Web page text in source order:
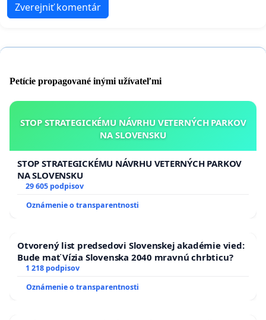
Zverejniť komentár
Petície propagované inými užívateľmi
STOP STRATEGICKÉMU NÁVRHU VETERNÝCH PARKOV
NA SLOVENSKU
STOP STRATEGICKÉMU NÁVRHU VETERNÝCH PARKOV
NA SLOVENSKU
29 605 podpisov
Oznámenie o transparentnosti
Otvorený list predsedovi Slovenskej akadémie vied:
Bude mať Vízia Slovenska 2040 mravnú chrbticu?
1 218 podpisov
Oznámenie o transparentnosti